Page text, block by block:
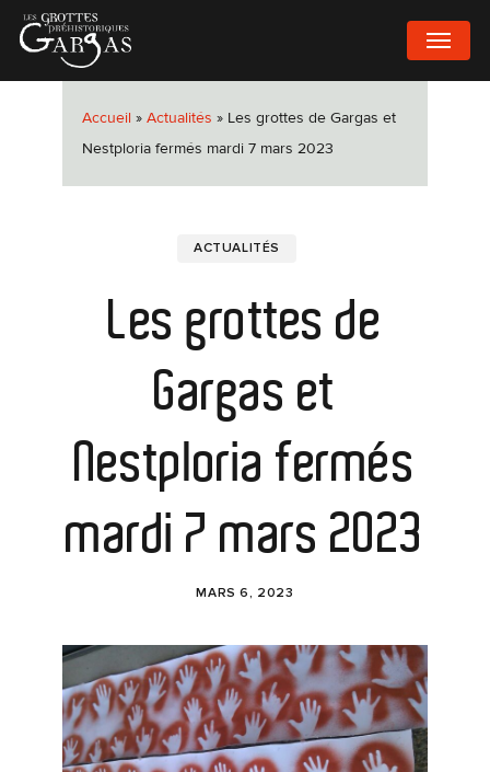
Passer
contenu
MENU
Accueil »Actualités » Les grottes de Gargas et
Nestploria fermés mardi 7 mars 2023
ACTUALITÉS
Les grottes de
Gargas et
Nestploria fermés
mardi 7 mars 2023
MARS 6, 2023